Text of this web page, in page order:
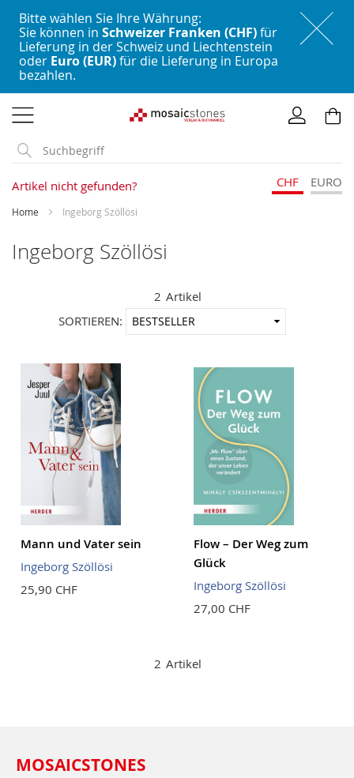
Bitte wählen Sie Ihre Währung:
Sie können in Schweizer Franken (CHF)für
Lieferung in der Schweiz und Liechtenstein
oder Euro (EUR)für die Lieferung in Europa
bezahlen.
zum
Inhalt
Artikel nicht gefunden? CHF EURO
Home Ingeborg Szöllösi
Ingeborg Szöllösi
2 Artikel
SORTIEREN:
Mann und Vater sein
Ingeborg Szöllösi
25,90 CHF
Flow – Der Weg zum
Glück
Ingeborg Szöllösi
27,00 CHF
2 Artikel
MOSAICSTONES